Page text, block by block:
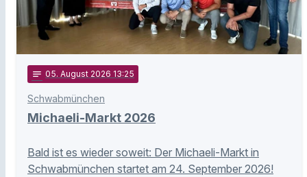
notes 05. August 2026 13:25
Schwabmünchen
Michaeli-Markt 2026
Bald ist es wieder soweit: Der Michaeli-Markt in
Schwabmünchen startet am 24. September 2026!